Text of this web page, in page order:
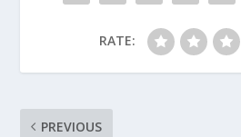
RATE:
PREVIOUS